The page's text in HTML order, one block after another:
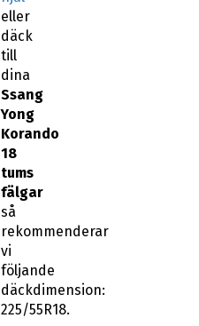
eller
däck
till
dina
Ssang
Yong
Korando
18
tums
fälgar
så
rekommenderar
vi
följande
däckdimension:
225/55R18.